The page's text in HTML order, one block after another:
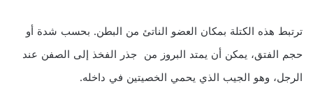
ترتبط هذه الكتلة بمكان العضو الناتئ من البطن. بحسب شدة أو
حجم الفتق، يمكن أن يمتد البروز من جذر الفخذ إلى الصفن عند
الرجل، وهو الجيب الذي يحمي الخصيتين في داخله.